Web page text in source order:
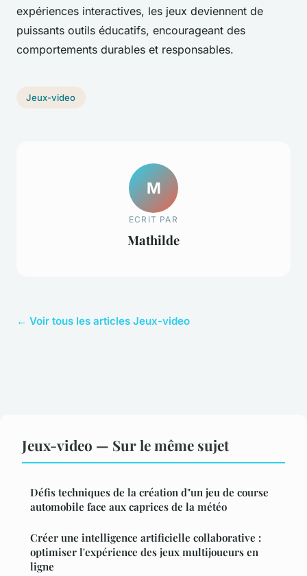
expériences interactives, les jeux deviennent de
puissants outils éducatifs, encourageant des
comportements durables et responsables.
Jeux-video
M
ECRIT PAR
Mathilde
← Voir tous les articles Jeux-video
Jeux-video — Sur le même sujet
Défis techniques de la création d"un jeu de course
automobile face aux caprices de la météo
Créer une intelligence artificielle collaborative :
optimiser l'expérience des jeux multijoueurs en
ligne